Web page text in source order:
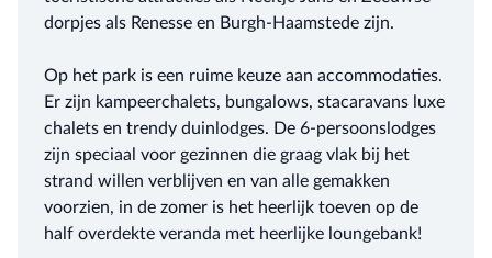
dorpjes als Renesse en Burgh-Haamstede zijn.
Op het park is een ruime keuze aan accommodaties.
Er zijn kampeerchalets, bungalows, stacaravans luxe
chalets en trendy duinlodges. De 6-persoonslodges
zijn speciaal voor gezinnen die graag vlak bij het
strand willen verblijven en van alle gemakken
voorzien, in de zomer is het heerlijk toeven op de
half overdekte veranda met heerlijke loungebank!